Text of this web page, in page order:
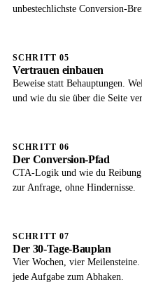
unbestechlichste Conversion-
SCHRITT 05
Vertrauen einbauen
Beweise statt Behauptungen.
und wie du sie über die Seite
SCHRITT 06
Der Conversion-Pfad
CTA-Logik und wie du Reibung
zur Anfrage, ohne Hindernisse.
SCHRITT 07
Der 30-Tage-Bauplan
Vier Wochen, vier
jede Aufgabe zum Abhaken.